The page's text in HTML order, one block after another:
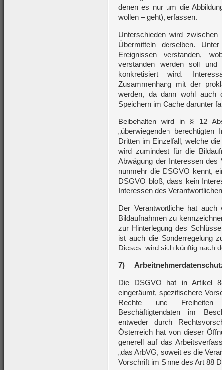
denen es nur um die
wollen – geht), erfassen.
Unterschieden wird
Übermitteln derselben.
Ereignissen verstanden,
verstanden werden soll und
konkretisiert wird.
Zusammenhang mit der
werden, da dann wohl auch
Speichern im Cache darunter
Beibehalten wird in § 12
„überwiegenden berechtigten
Dritten im Einzelfall, welche
wird zumindest für die
Abwägung der Interessen des
nunmehr die DSGVO kennt,
DSGVO bloß, dass kein
Interessen des
Der Verantwortliche hat
Bildaufnahmen zu
zur Hinterlegung des
ist auch die Sonderregelung
Dieses wird sich künftig nach
7)
Die DSGVO hat in Artikel
eingeräumt, spezifischere
Rechte und Freiheiten
Beschäftigtendaten im
entweder durch
Österreich hat von dieser
generell auf das
„das ArbVG, soweit es die
Vorschrift im Sinne des Art 88